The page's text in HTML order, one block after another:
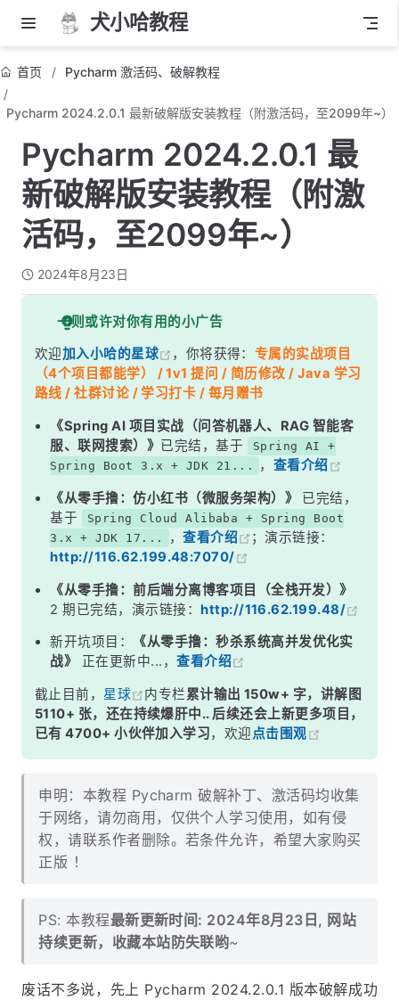
犬小哈教程
首页 Pycharm 激活码、破解教程
Pycharm 2024.2.0.1 最新破解版安装教程（附激活码，至2099年~）
Pycharm 2024.2.0.1 最
新破解版安装教程（附激
活码，至2099年~）
2024年8月23日
一则或许对你有用的小广告
欢迎加入小哈的星球 ，你将获得： 专属的实战项目
（4个项目都能学） / 1v1 提问 / 简历修改 / Java 学习
路线 / 社群讨论 / 学习打卡 / 每月赠书
《Spring AI 项目实战（问答机器人、RAG 智能客
服、联网搜索）》 已完结，基于
Spring AI +
Spring Boot 3.x + JDK 21...
， 查看介绍
《从零手撸：仿小红书（微服务架构）》
已完结，
基于
Spring Cloud Alibaba + Spring Boot
3.x + JDK 17...
，查看介绍
；演示链接：
http://116.62.199.48:7070/
《从零手撸：前后端分离博客项目（全栈开发）》
2 期已完结，演示链接：http://116.62.199.48/
新开坑项目：
《从零手撸：秒杀系统高并发优化实
战》
正在更新中...，查看介绍
截止目前， 星球 内专栏累计输出 150w+ 字，讲解图
5110+ 张，还在持续爆肝中.. 后续还会上新更多项目，
已有 4700+ 小伙伴加入学习，欢迎点击围观
申明：本教程 Pycharm 破解补丁、激活码均收集
于网络，请勿商用，仅供个人学习使用，如有侵
权，请联系作者删除。若条件允许，希望大家购买
正版 ！
PS: 本教程最新更新时间: 2024年8月23日, 网站
持续更新，收藏本站防失联哟~
废话不多说，先上 Pycharm 2024.2.0.1 版本破解成功